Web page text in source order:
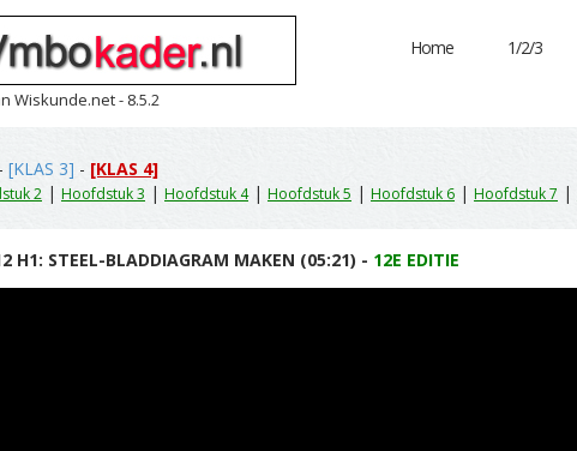
Wiskunde.net - 8.5.2
Home 1/2/3
- [KLAS 3] - [KLAS 4]
2 | Hoofdstuk 3 | Hoofdstuk 4| Hoofdstuk 5 | Hoofdstuk 6 | Hoofdstuk 7 |
H1: STEEL-BLADDIAGRAM MAKEN (05:21) - 12E EDITIE